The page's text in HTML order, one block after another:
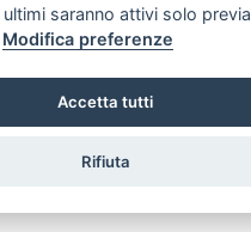
saranno attivi solo previa
Modifica preferenze
Accetta tutti
Rifiuta